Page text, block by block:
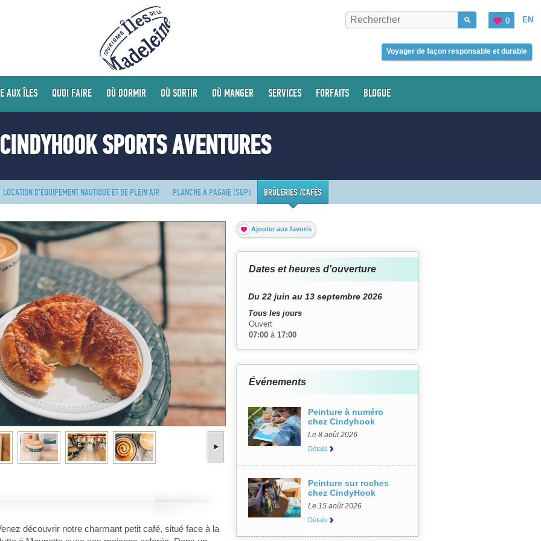
EN
0
Voyager de façon responsable et durable
AUX ÎLES QUOI FAIRE OÙ DORMIR OÙ SORTIR OÙ MANGER SERVICES FORFAITS BLOGUE
CINDYHOOK SPORTS AVENTURES
LOCATION D'ÉQUIPEMENT NAUTIQUE ET DE PLEIN AIR PLANCHE À PAGAIE (SUP) BRÛLERIES /CAFÉS
découvrir notre charmant petit café, situé face à la
Ajouter aux favoris
Dates et heures d'ouverture
Du 22 juin au 13 septembre 2026
Tous les jours
Ouvert
07:00à 17:00
Événements
Peinture à numéro
chez Cindyhook
Le 8 août 2026
Détails
Peinture sur roches
chez CindyHook
Le 15 août 2026
Détails